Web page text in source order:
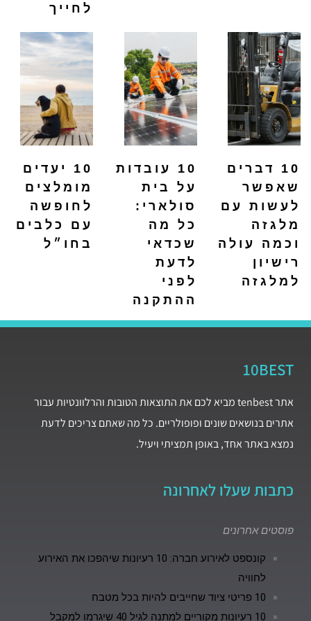
לחייך
10 דברים
שאפשר
לעשות עם
מלגזה
וכמה עולה
רישיון
למלגזה
10 עובדות
על בית
סולארי:
כל מה
שכדאי
לדעת
לפני
ההתקנה
10 יעדים
מומלצים
לחופשה
עם כלבים
בחו״ל
10BEST
אתר tenbest מביא לכם את התוצאות הטובות והרלוונטיות עבור
אתרים בנושאים שונים ופופולריים. כל מה שאתם צריכים לדעת
נמצא באתר אחד, באופן תמציתי ויעיל.
כתבות שעלו לאחרונה
פוסטים אחרונים
קונספט לאירוע חברה: 10 רעיונות שיהפכו את האירוע
לחוויה
10 פריטי ציוד שחייבים להיות בכל מטבח
10 רעיונות מקוריים למתנה לגיל 40 שיגרמו למקבל